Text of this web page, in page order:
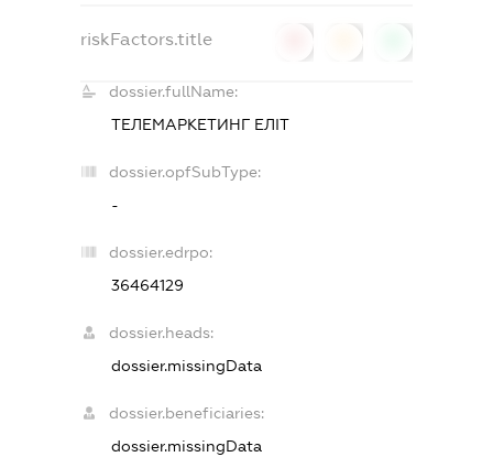
riskFactors.title
dossier.fullName:
ТЕЛЕМАРКЕТИНГ ЕЛІТ
dossier.opfSubType:
-
dossier.edrpo:
36464129
dossier.heads:
dossier.missingData
dossier.beneficiaries:
dossier.missingData